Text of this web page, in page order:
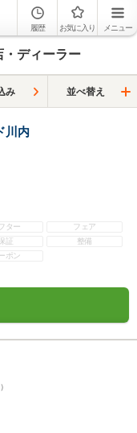
履歴 お気に入り メニュー
・ディーラー
み 並べ替え
川内
ター
フェア
証
整備
ポン